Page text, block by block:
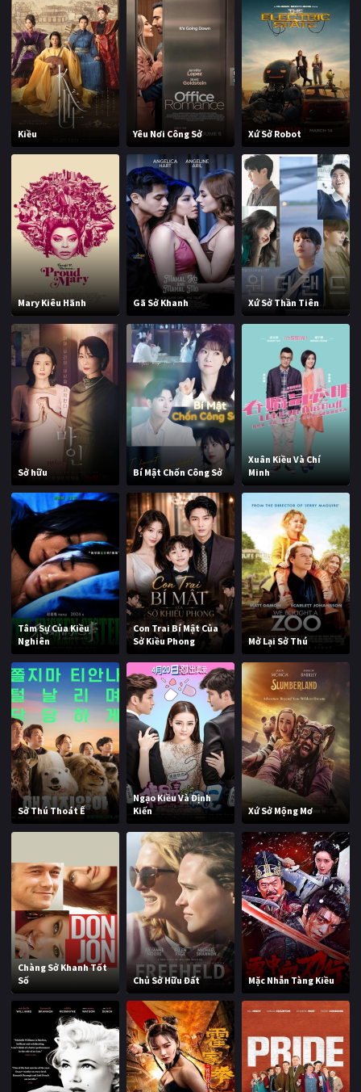
Kiều Yêu Nơi Công Sở Xứ Sở Robot
Mary Kiêu Hãnh Gã Sở Khanh Xứ Sở Thần Tiên
Sở hữu Bí Mật Chốn Công Sở
Xuân Kiều Và Chí
Minh
Tâm Sự Của Kiều
Nghiên
Con Trai Bí Mật Của
Sở Kiều Phong
Mở Lại Sở Thú
Sở Thú Thoát Ế
Ngạo Kiều Và Định
Kiến
Xứ Sở Mộng Mơ
Chàng Sở Khanh Tốt
Số
Chủ Sở Hữu Đất Mặc Nhẫn Tàng Kiều